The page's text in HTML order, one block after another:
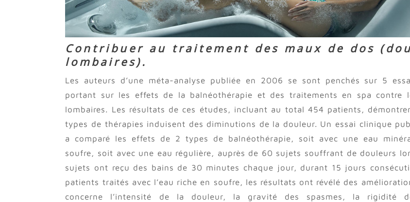
Contribuer au traitement des maux de dos
lombaires).
Les auteurs d’une méta-analyse publiée en 2006 se sont penchés sur 5
portant sur les effets de la balnéothérapie et des traitements en spa contre
lombaires. Les résultats de ces études, incluant au total 454 patients,
types de thérapies induisent des diminutions de la douleur. Un essai clinique
a comparé les effets de 2 types de balnéothérapie, soit avec une eau
soufre, soit avec une eau régulière, auprès de 60 sujets souffrant de douleurs
sujets ont reçu des bains de 30 minutes chaque jour, durant 15 jours
patients traités avec l’eau riche en soufre, les résultats ont révélé des
concerne l’intensité de la douleur, la gravité des spasmes, la rigidité